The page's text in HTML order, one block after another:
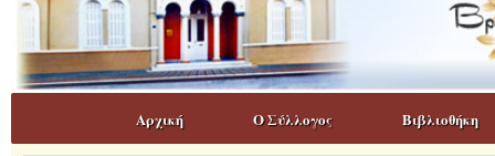
Αρχική Ο Σύλλογος Βιβλιοθήκη